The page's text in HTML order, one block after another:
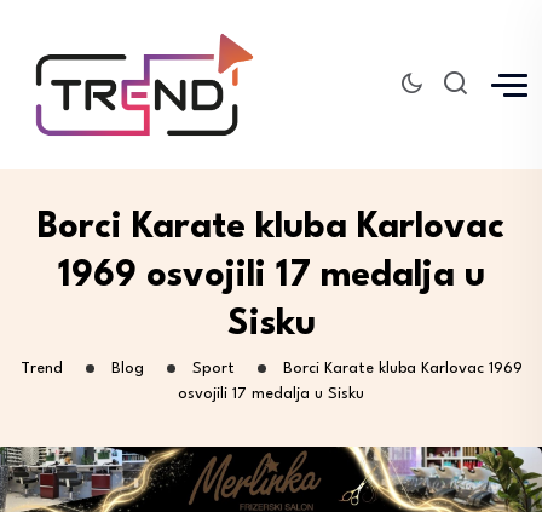
Borci Karate kluba Karlovac
1969 osvojili 17 medalja u
Sisku
Trend Blog Sport
Borci Karate kluba Karlovac 1969
osvojili 17 medalja u Sisku